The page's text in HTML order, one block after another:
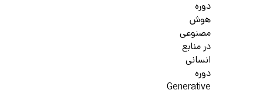
دوره
هوش
مصنوعی
در منابع
انسانی
دوره